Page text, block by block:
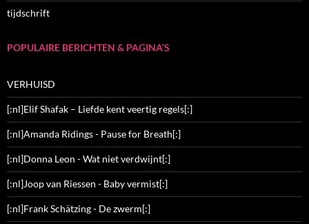
tijdschrift
POPULAIRE BERICHTEN & PAGINA’S
VERHUISD
[:nl]Elif Shafak – Liefde kent veertig regels[:]
[:nl]Amanda Ridings - Pause for Breath[:]
[:nl]Donna Leon - Wat niet verdwijnt[:]
[:nl]Joop van Riessen - Baby vermist[:]
[:nl]Frank Schätzing - De zwerm[:]